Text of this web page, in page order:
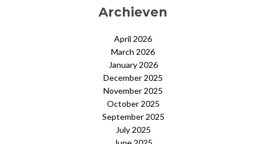
Archieven
April 2026
March 2026
January 2026
December 2025
November 2025
October 2025
September 2025
July 2025